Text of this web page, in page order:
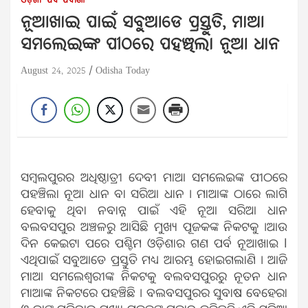
ନୂଆଖାଇ ପାଇଁ ସବୁଆଡେ ପ୍ରସ୍ତୁତି, ମାଆ
ସମଲେଇଙ୍କ ପୀଠରେ ପହଞ୍ଚିଲା ନୂଆ ଧାନ
August 24, 2025 Odisha Today
ସମ୍ବଲପୁରର ଅଧିଷ୍ଠାତ୍ରୀ ଦେବୀ ମାଆ ସମଲେଇଙ୍କ ପୀଠରେ
ପହଞ୍ଚିଲା ନୂଆ ଧାନ ବା ସରିଆ ଧାନ । ମାଆଙ୍କ ଠାରେ ଲାଗି
ହେବାକୁ ଥିବା ନବାନ୍ନ ପାଇଁ ଏହି ନୂଆ ସରିଆ ଧାନ
ବଲବସପୁର ଅଞ୍ଚଳରୁ ଆସିଛି ମୁଖ୍ୟ ପୂଜକଙ୍କ ନିକଟକୁ ।ଆଉ
ଦିନ କେଇଟା ପରେ ପଶ୍ଚିମ ଓଡ଼ିଶାର ଗଣ ପର୍ବ ନୂଆଖାଇ l
ଏଥିପାଇଁ ସବୁଆଡେ ପ୍ରସ୍ତୁତି ମଧ୍ୟ ଆରମ୍ଭ ହୋଇଗଲାଣି । ଆଜି
ମାଆ ସମଲେଶ୍ୱରୀଙ୍କ ନିକଟକୁ ବଲବସପୁରରୁ ନୂତନ ଧାନ
ମାଆଙ୍କ ନିକଟରେ ପହଞ୍ଚିଛି । ବଲବସପୁରର ସୁବାଷ ବେହେରା